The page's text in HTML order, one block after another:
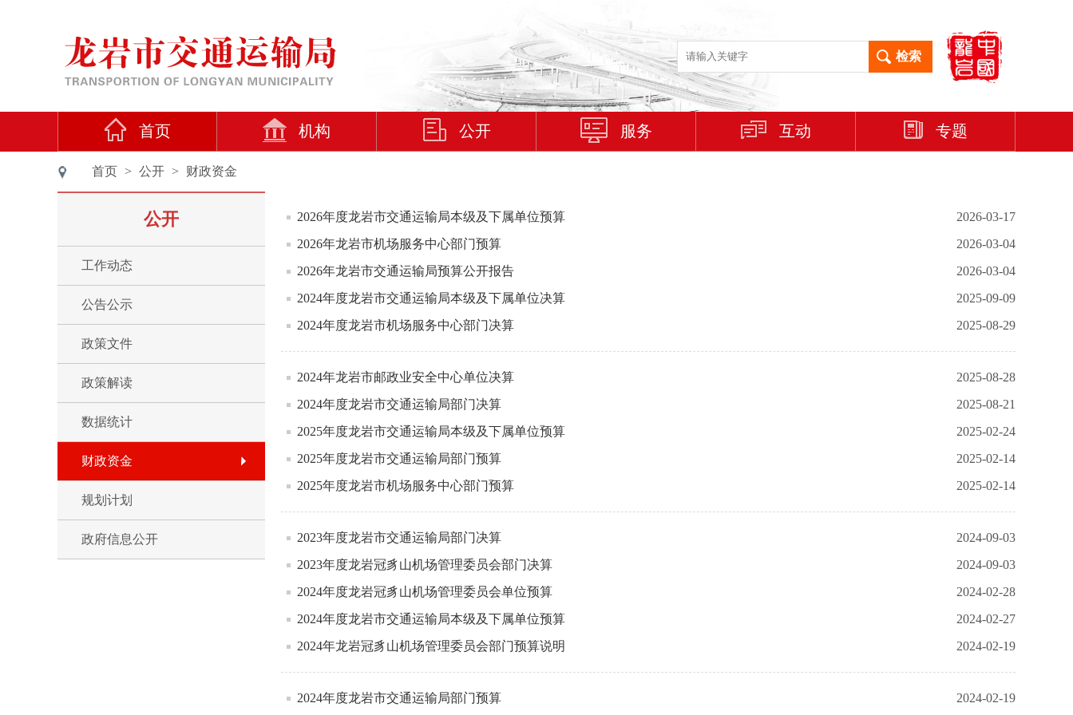
首页 机构 公开 服务 互动 专题
首页 > 公开 > 财政资金
公开
工作动态
公告公示
政策文件
政策解读
数据统计
财政资金
规划计划
政府信息公开
2026-03-17
2026年度龙岩市交通运输局本级及下属单位预算
2026-03-04
2026年龙岩市机场服务中心部门预算
2026-03-04
2026年龙岩市交通运输局预算公开报告
2025-09-09
2024年度龙岩市交通运输局本级及下属单位决算
2025-08-29
2024年度龙岩市机场服务中心部门决算
2025-08-28
2024年龙岩市邮政业安全中心单位决算
2025-08-21
2024年度龙岩市交通运输局部门决算
2025-02-24
2025年度龙岩市交通运输局本级及下属单位预算
2025-02-14
2025年度龙岩市交通运输局部门预算
2025-02-14
2025年度龙岩市机场服务中心部门预算
2024-09-03
2023年度龙岩市交通运输局部门决算
2024-09-03
2023年度龙岩冠豸山机场管理委员会部门决算
2024-02-28
2024年度龙岩冠豸山机场管理委员会单位预算
2024-02-27
2024年度龙岩市交通运输局本级及下属单位预算
2024-02-19
2024年龙岩冠豸山机场管理委员会部门预算说明
2024-02-19
2024年度龙岩市交通运输局部门预算